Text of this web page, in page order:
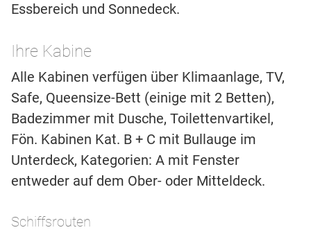
Essbereich und Sonnedeck.
Ihre Kabine
Alle Kabinen verfügen über Klimaanlage, TV,
Safe, Queensize-Bett (einige mit 2 Betten),
Badezimmer mit Dusche, Toilettenvartikel,
Fön. Kabinen Kat. B + C mit Bullauge im
Unterdeck, Kategorien: A mit Fenster
entweder auf dem Ober- oder Mitteldeck.
Schiffsrouten